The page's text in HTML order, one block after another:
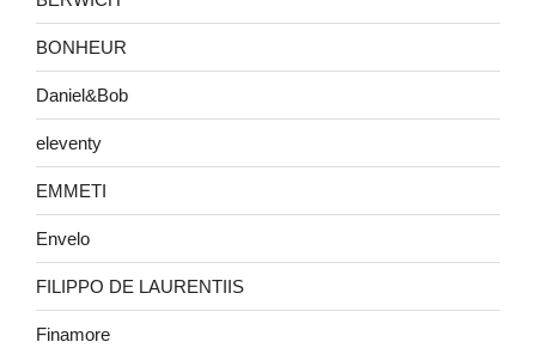
BONHEUR
Daniel&Bob
eleventy
EMMETI
Envelo
FILIPPO DE LAURENTIIS
Finamore